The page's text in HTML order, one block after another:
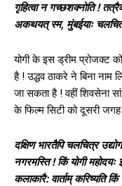
गृहित्वा न गच्छशक्नोति !
अकथयत् स्म, मुंबईयाः
योगी के इस ड्रीम प्रोजक्ट
है ! उद्धव ठाकरे ने बिना
जा सकता है ! वहीं शिवसेना
के फिल्म सिटी को दूसरी
दक्षिण भारतैपि चलचित्र
नगरमस्ति ! किं योगी
कलाकारै: वार्ताम् करिष्यति